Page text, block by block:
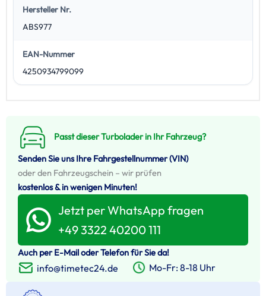
Hersteller Nr.
ABS977
EAN-Nummer
4250934799099
Passt dieser Turbolader in Ihr Fahrzeug?
Senden Sie uns Ihre Fahrgestellnummer (VIN)
oder den Fahrzeugschein – wir prüfen
kostenlos & in wenigen Minuten!
Jetzt per WhatsApp fragen
+49 3322 40200 111
Auch per E-Mail oder Telefon für Sie da!
info@timetec24.de Mo-Fr: 8-18 Uhr